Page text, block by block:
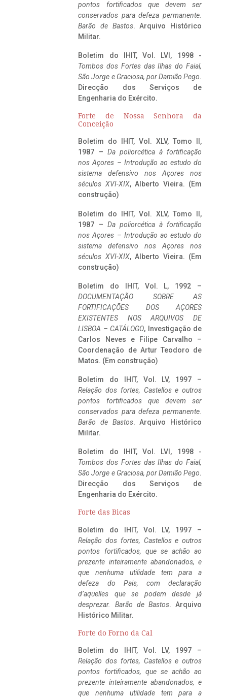
pontos fortificados que devem ser
conservados para defeza permanente.
Barão de Bastos. Arquivo Histórico
Militar.
Boletim do IHIT, Vol. LVI, 1998 -
Tombos dos Fortes das Ilhas do Faial,
São Jorge e Graciosa, por Damião Pego.
Direcção dos Serviços de
Engenharia do Exército.
Forte de Nossa Senhora da
Conceição
Boletim do IHIT, Vol. XLV, Tomo II,
1987 – Da poliorcética à fortificação
nos Açores – Introdução ao estudo do
sistema defensivo nos Açores nos
séculos XVI-XIX, Alberto Vieira. (Em
construção)
Boletim do IHIT, Vol. XLV, Tomo II,
1987 – Da poliorcética à fortificação
nos Açores – Introdução ao estudo do
sistema defensivo nos Açores nos
séculos XVI-XIX, Alberto Vieira. (Em
construção)
Boletim do IHIT, Vol. L, 1992 –
DOCUMENTAÇÃO SOBRE AS
FORTIFICAÇÕES DOS AÇORES
EXISTENTES NOS ARQUIVOS DE
LISBOA – CATÁLOGO, Investigação de
Carlos Neves e Filipe Carvalho –
Coordenação de Artur Teodoro de
Matos. (Em construção)
Boletim do IHIT, Vol. LV, 1997 –
Relação dos fortes, Castellos e outros
pontos fortificados que devem ser
conservados para defeza permanente.
Barão de Bastos. Arquivo Histórico
Militar.
Boletim do IHIT, Vol. LVI, 1998 -
Tombos dos Fortes das Ilhas do Faial,
São Jorge e Graciosa, por Damião Pego.
Direcção dos Serviços de
Engenharia do Exército.
Forte das Bicas
Boletim do IHIT, Vol. LV, 1997 –
Relação dos fortes, Castellos e outros
pontos fortificados, que se achão ao
prezente inteiramente abandonados, e
que nenhuma utilidade tem para a
defeza do Pais, com declaração
d’aquelles que se podem desde já
desprezar. Barão de Bastos. Arquivo
Histórico Militar.
Forte do Forno da Cal
Boletim do IHIT, Vol. LV, 1997 –
Relação dos fortes, Castellos e outros
pontos fortificados, que se achão ao
prezente inteiramente abandonados, e
que nenhuma utilidade tem para a